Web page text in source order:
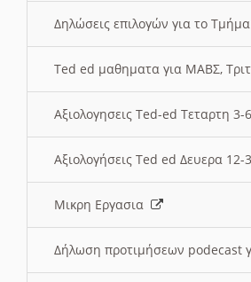
Δηλώσεις επιλογών για το
Ted ed μαθηματα για ΜΑΒΣ,
Αξιολογησεις Ted-ed Τεταρτη 3-6
Αξιολογήσεις Ted ed Δευερα 12-3
Μικρη Εργασια
Δήλωση προτιμήσεων podecast